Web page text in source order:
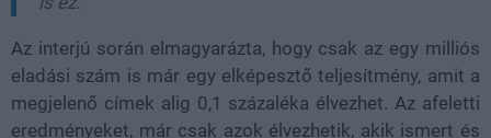
Az interjú során elmagyarázta, hogy csak az egy milliós
eladási szám is már egy elképesztő teljesítmény, amit a
megjelenő címek alig 0,1 százaléka élvezhet. Az afeletti
eredményeket, már csak azok élvezhetik, akik ismert és